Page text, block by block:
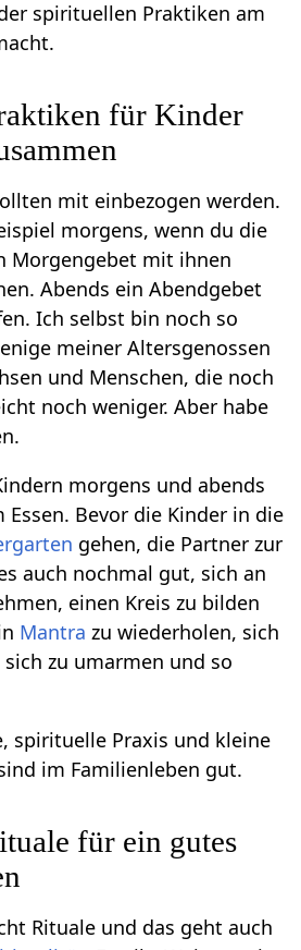
spirituellen Praktiken am
für Kinder
mit einbezogen werden.
morgens, wenn du die
Morgengebet mit ihnen
Abends ein Abendgebet
Ich selbst bin noch so
meiner Altersgenossen
und Menschen, die noch
noch weniger. Aber habe
morgens und abends
Essen. Bevor die Kinder in die
gehen, die Partner zur
auch nochmal gut, sich an
einen Kreis zu bilden
Mantra zu wiederholen, sich
zu umarmen und so
spirituelle Praxis und kleine
im Familienleben gut.
für ein gutes
Rituale und das geht auch